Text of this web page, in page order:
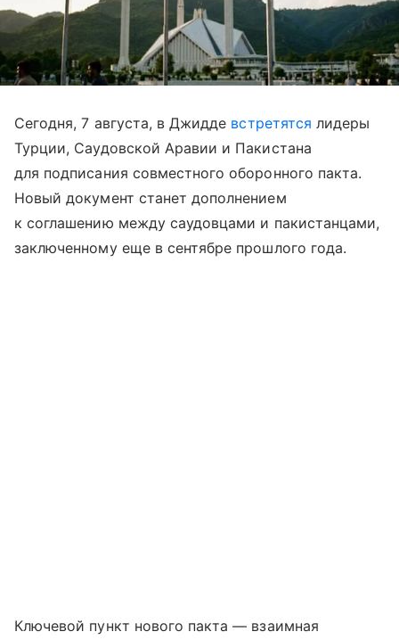
Сегодня, 7 августа, в Джидде встретятся лидеры
Турции, Саудовской Аравии и Пакистана
для подписания совместного оборонного пакта.
Новый документ станет дополнением
к соглашению между саудовцами и пакистанцами,
заключенному еще в сентябре прошлого года.
Ключевой пункт нового пакта — взаимная